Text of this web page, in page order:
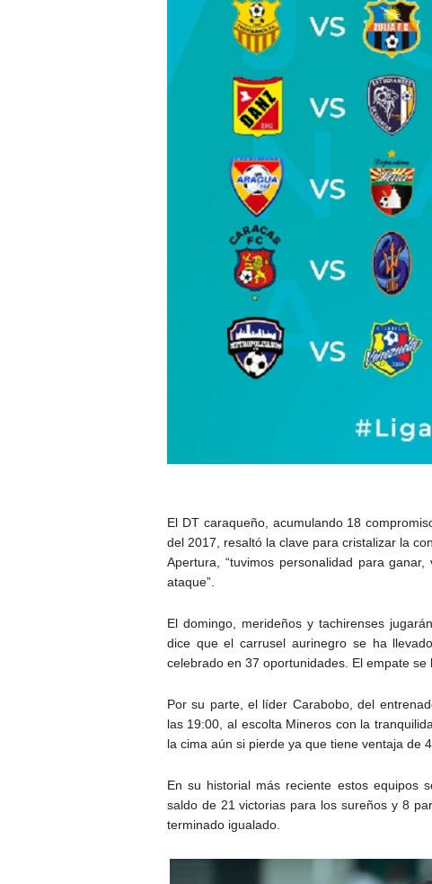
El DT caraqueño, acumulando 18
del 2017, resaltó la clave para cristalizar la
Apertura, “tuvimos personalidad para
ataque”.
El domingo, merideños y tachirenses
dice que el carrusel aurinegro se ha
celebrado en 37 oportunidades. El empate se
Por su parte, el líder Carabobo, del
las 19:00, al escolta Mineros con la
la cima aún si pierde ya que tiene ventaja de
En su historial más reciente estos equipos
saldo de 21 victorias para los sureños y 8
terminado igualado.